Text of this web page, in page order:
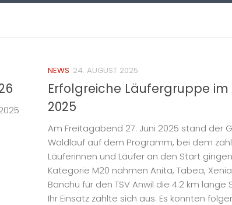
NEWS 24. AUGUST 2025
Erfolgreiche Läufergruppe
2025
Am Freitagabend 27. Juni 2025 stand der
Waldlauf auf dem Programm, bei dem
Läuferinnen und Läufer an den Start
Kategorie M20 nahmen Anita, Tabea,
Banchu für den TSV Anwil die 4.2 km lange
Ihr Einsatz zahlte sich aus. Es konnten